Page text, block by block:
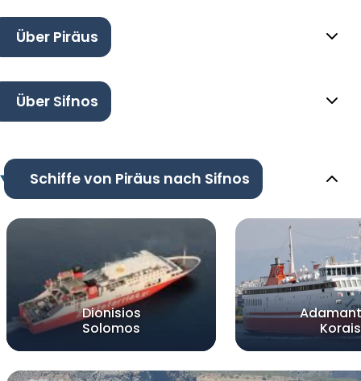
Über Piräus
Über Sifnos
Schiffe von Piräus nach Sifnos
Dionisios
Solomos
Korais